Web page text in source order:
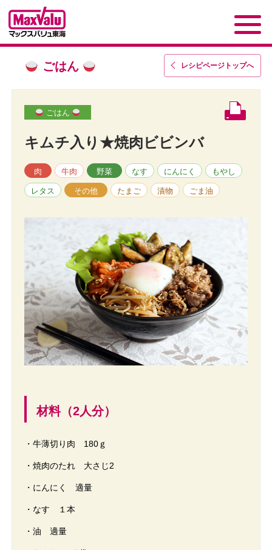
レシピページトップへ
ごはん
ごはん
キムチ入り★焼肉ビビンバ
肉 牛肉 野菜 なす にんにく もやし
レタス その他 たまご 漬物 ごま油
材料（2人分）
・牛薄切り肉 180ｇ
・焼肉のたれ 大さじ2
・にんにく 適量
・なす １本
・油 適量